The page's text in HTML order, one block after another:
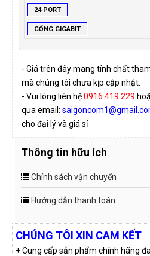
24 PORT
CỔNG GIGABIT
- Giá trên đây mang tính chất
mà chúng tôi chưa kịp cập nhật.
- Vui lòng liên hệ0916 419 229
qua email:
cho đại lý và giá sỉ
Thông tin hữu ích
Chính sách vận chuyển
Hướng dẫn thanh toán
CHÚNG TÔI XIN CAM KẾT
+ Cung cấp sản phẩm chính hãng